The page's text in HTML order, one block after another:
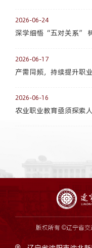
2026-06-24
深学细悟“五对关系”
2026-06-17
产需同频，持续提升职
2026-06-16
农业职业教育亟须探索
版权所有 ©辽宁省